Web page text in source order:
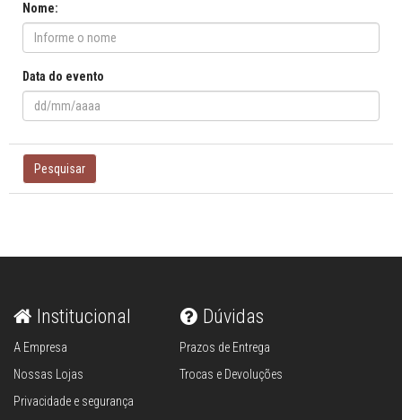
Nome:
Data do evento
Pesquisar
Institucional
A Empresa
Nossas Lojas
Privacidade e segurança
Dúvidas
Prazos de Entrega
Trocas e Devoluções